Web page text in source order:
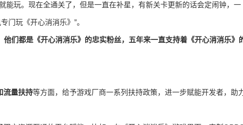
能玩。现在全通关了，但是一直在补星，有新关卡更新的话会定闹钟，一
门玩《开心消消乐》”。
他们都是《开心消消乐》的忠实粉丝，五年来一直支持着《开心消消乐》
流量扶持等方面，给予游戏厂商一系列扶持政策，进一步赋能开发者，助